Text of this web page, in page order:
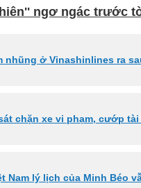
ngơ ngác trước
nhũng ở Vinashinlines ra
chặn xe vi phạm, cướp tài
Nam lý lịch của Minh Béo